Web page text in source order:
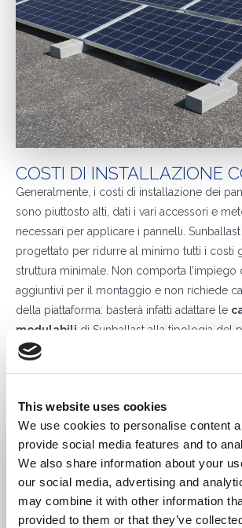
This website uses cookies
We use cookies to personalise content
provide social media features and to
We also share information about your
our social media, advertising and
may combine it with other information
provided to them or that they’ve
COSTI DI INSTALLAZIONE
Generalmente, i costi di installazione dei
sono piuttosto alti, dati i vari accessori e
necessari per applicare i pannelli.
progettato per ridurre al minimo tutti i costi
struttura minimale. Non comporta l’impiego
aggiuntivi per il montaggio e non richiede
della piattaforma: basterà infatti adattare le
modulabili di Sunballast alla tipologia del
Richiedi subito un preventivo gratuito e
qualsiasi richiesta nel più breve tempo